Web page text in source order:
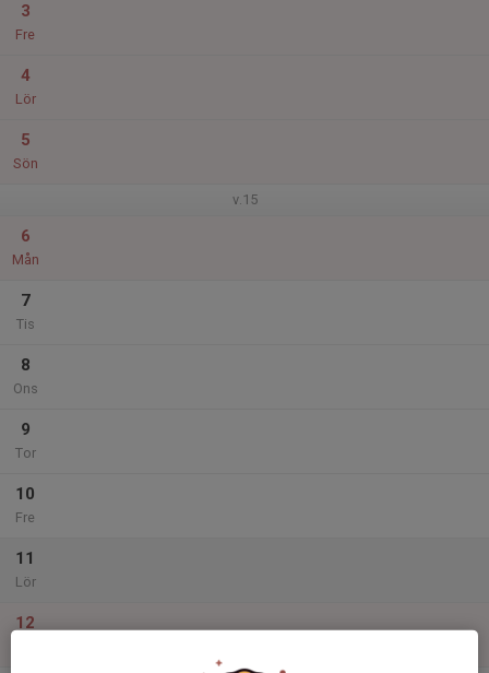
3
Fre
4
Lör
5
Sön
v.15
6
Mån
7
Tis
8
Ons
9
Tor
10
Fre
11
Lör
12